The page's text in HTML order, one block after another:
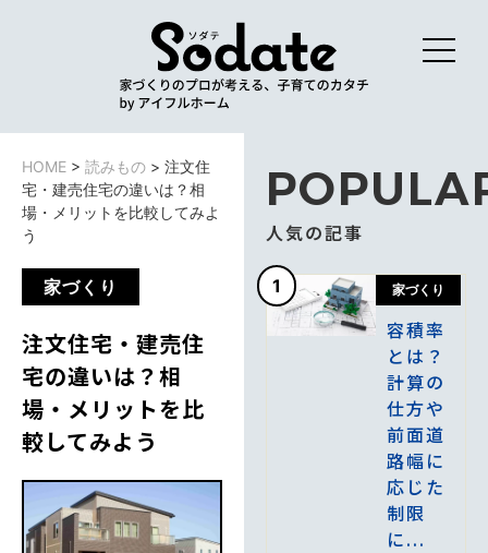
HOME > 読みもの > 注文住
宅・建売住宅の違いは？相
場・メリットを比較してみよ
う
家づくり
注文住宅・建売住
宅の違いは？相
場・メリットを比
較してみよう
人気の記事
1 家づくり
容積率
とは？
計算の
仕方や
前面道
路幅に
応じた
制限
に...